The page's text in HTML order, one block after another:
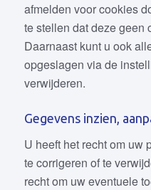
afmelden voor cookies
te stellen dat deze geen
Daarnaast kunt u ook
opgeslagen via de
verwijderen.
Gegevens inzien,
U heeft het recht om uw
te corrigeren of te
recht om uw eventuele